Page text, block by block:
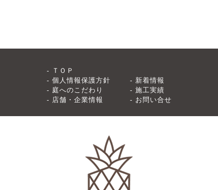
ＴＯＰ
個人情報保護方針
新着情報
庭へのこだわり
施工実績
店舗・企業情報
お問い合せ